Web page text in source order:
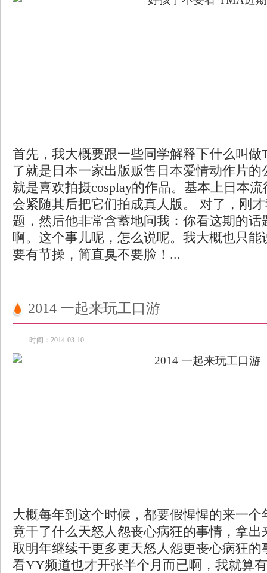
首先，我大概要跟一些同学解释下什么叫
了就是日本一家出版贩售日本爱情动作片
就是喜欢拍摄cosplay的作品。基本上日本
会紧随其后把它们拍成真人版。 对了，刚
题，然后他非常含蓄地问我：你看这期的
啊。这个事儿呢，怎么说呢。我大概也只
要有节操，简直臭不要脸！...
2014 一起来玩工口游
时间：2014-03-10
大概每年到这个时候，都要假惺惺的来一
竟干了什么天怒人怨丧心病狂的事情，拿
取明年继续干更多更天怒人怨更丧心病狂的
看YY频道也才开张半个月而已啊，我就算